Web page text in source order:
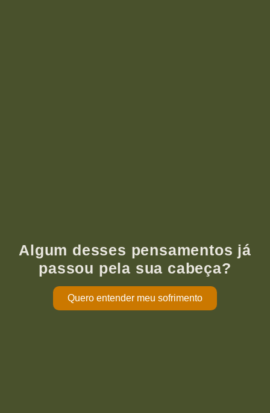
Algum desses pensamentos já
passou pela sua cabeça?
Quero entender meu sofrimento